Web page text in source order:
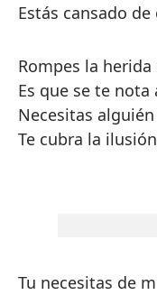
Estás cansado
Rompes la
Es que se te
Necesitas
Te cubra la
Tu necesitas de